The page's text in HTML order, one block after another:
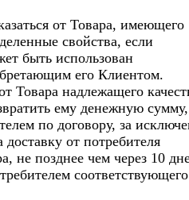
от Товара, имеющего
свойства, если
быть использован
его Клиентом.
Товара надлежащего
ему денежную сумму,
по договору, за
доставку от потребителя
не позднее чем через 10
соответствующего